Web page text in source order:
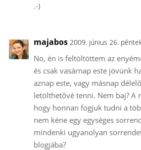
.-)
majabos 2009. június 26.
No, én is feltöltöttem az
és csak vasárnap este jövünk
aznap este, vagy másnap
letölthetővé tenni. Nem baj? A
hogy honnan fogjuk tudni a
nem kéne egy egységes
mindenki ugyanolyan
blogjába?